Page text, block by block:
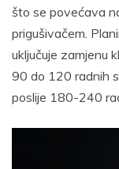
što se povećava
prigušivačem.
uključuje zamjenu
90 do 120 radnih
poslije 180-240